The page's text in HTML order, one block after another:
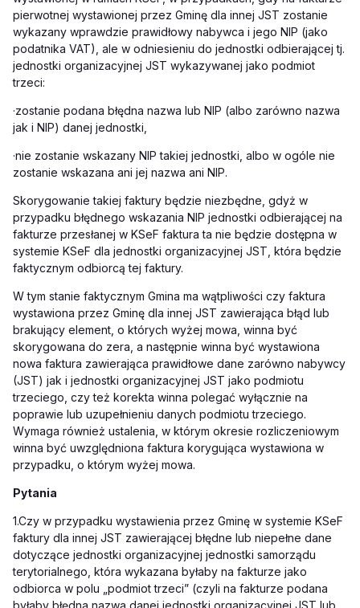
pierwotnej wystawionej przez Gminę dla innej JST zostanie
wykazany wprawdzie prawidłowy nabywca i jego NIP (jako
podatnika VAT), ale w odniesieniu do jednostki odbierającej tj.
jednostki organizacyjnej JST wykazywanej jako podmiot
trzeci:
·zostanie podana błędna nazwa lub NIP (albo zarówno nazwa
jak i NIP) danej jednostki,
·nie zostanie wskazany NIP takiej jednostki, albo w ogóle nie
zostanie wskazana ani jej nazwa ani NIP.
Skorygowanie takiej faktury będzie niezbędne, gdyż w
przypadku błędnego wskazania NIP jednostki odbierającej na
fakturze przesłanej w KSeF faktura ta nie będzie dostępna w
systemie KSeF dla jednostki organizacyjnej JST, która będzie
faktycznym odbiorcą tej faktury.
W tym stanie faktycznym Gmina ma wątpliwości czy faktura
wystawiona przez Gminę dla innej JST zawierająca błąd lub
brakujący element, o których wyżej mowa, winna być
skorygowana do zera, a następnie winna być wystawiona
nowa faktura zawierająca prawidłowe dane zarówno nabywcy
(JST) jak i jednostki organizacyjnej JST jako podmiotu
trzeciego, czy też korekta winna polegać wyłącznie na
poprawie lub uzupełnieniu danych podmiotu trzeciego.
Wymaga również ustalenia, w którym okresie rozliczeniowym
winna być uwzględniona faktura korygująca wystawiona w
przypadku, o którym wyżej mowa.
Pytania
1.Czy w przypadku wystawienia przez Gminę w systemie KSeF
faktury dla innej JST zawierającej błędne lub niepełne dane
dotyczące jednostki organizacyjnej jednostki samorządu
terytorialnego, która wykazana byłaby na fakturze jako
odbiorca w polu „podmiot trzeci” (czyli na fakturze podana